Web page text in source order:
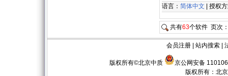
语言： 简体中文 | 授权
共有63个软件 页次
会员注册| 站内搜索|
版权所有©北京中质
京公网安备
版权所有： 北